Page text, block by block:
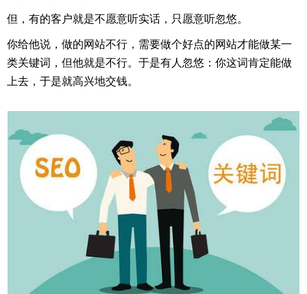
但，有的客户就是不愿意听实话，只愿意听忽悠。
你给他说，做的网站不行，需要做个好点的网站才能做某一
类关键词，但他就是不行。于是有人忽悠：你这词肯定能做
上去，于是就高兴地交钱。